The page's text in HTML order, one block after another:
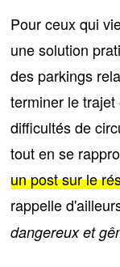
Pour ceux qui
une solution
des parkings
terminer le trajet
difficultés de
tout en se
un post sur le
rappelle
dangereux et